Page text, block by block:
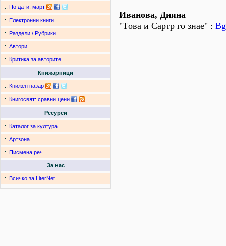
:. По дати: март
:. Електронни книги
:. Раздели / Рубрики
:. Автори
:. Критика за авторите
Книжарници
:. Книжен пазар
:. Книгосвят: сравни цени
Ресурси
:. Каталог за култура
:. Артзона
:. Писмена реч
За нас
:. Всичко за LiterNet
Иванова, Дияна
"Tова и Сартр го знае" : Bg